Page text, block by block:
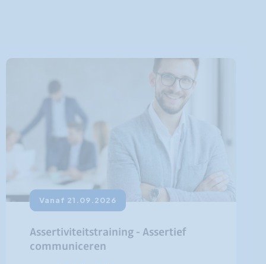
Vanaf 21.09.2026
Assertiviteitstraining - Assertief
communiceren